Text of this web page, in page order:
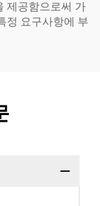
제공함으로써 가
정 요구사항에 부